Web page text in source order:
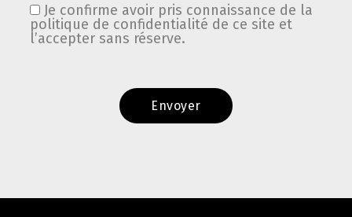
Je confirme avoir pris connaissance de la
politique de confidentialité de ce site et
l’accepter sans réserve.